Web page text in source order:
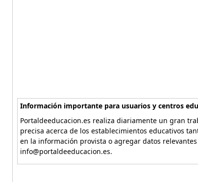
Información importante para usuarios y centros
Portaldeeducacion.es realiza diariamente un gran
precisa acerca de los establecimientos educativos
en la información provista o agregar datos
info@portaldeeducacion.es.